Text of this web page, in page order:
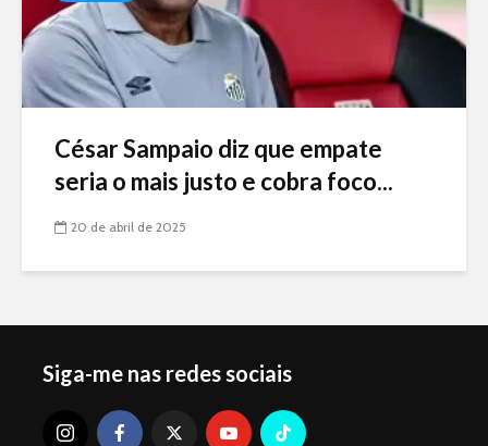
César Sampaio diz que empate
seria o mais justo e cobra foco...
20 de abril de 2025
Siga-me nas redes sociais